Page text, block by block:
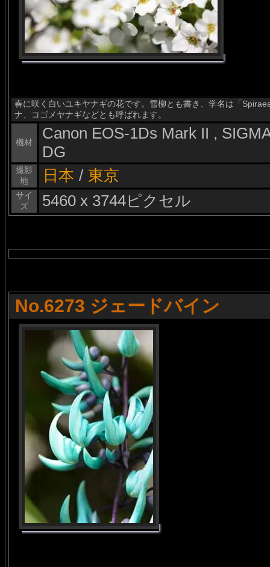
春に咲く白いユキヤナギの花です。雪柳とも書き、学名は「
ナ、コゴメヤナギなどとも呼ばれます。
機材
Canon EOS-1Ds Mark II ,
DG
撮影
地
日本 / 東京
サイ
ズ
5460 x 3744ピクセル
No.6273 ジェードバイン